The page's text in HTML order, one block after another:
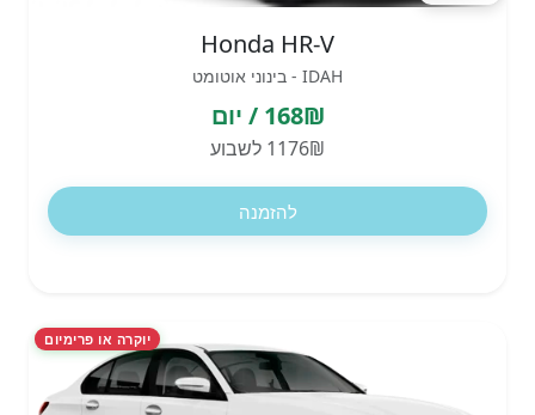
Honda HR-V
IDAH - בינוני אוטומט
168₪ / יום
1176₪ לשבוע
להזמנה
יוקרה או פרימיום